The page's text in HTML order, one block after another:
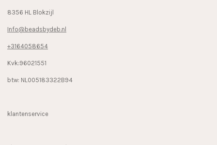
8356 HL Blokzijl
Info@beadsbydeb.nl
+3164058654
Kvk:96021551
btw: NL005183322B94
klantenservice